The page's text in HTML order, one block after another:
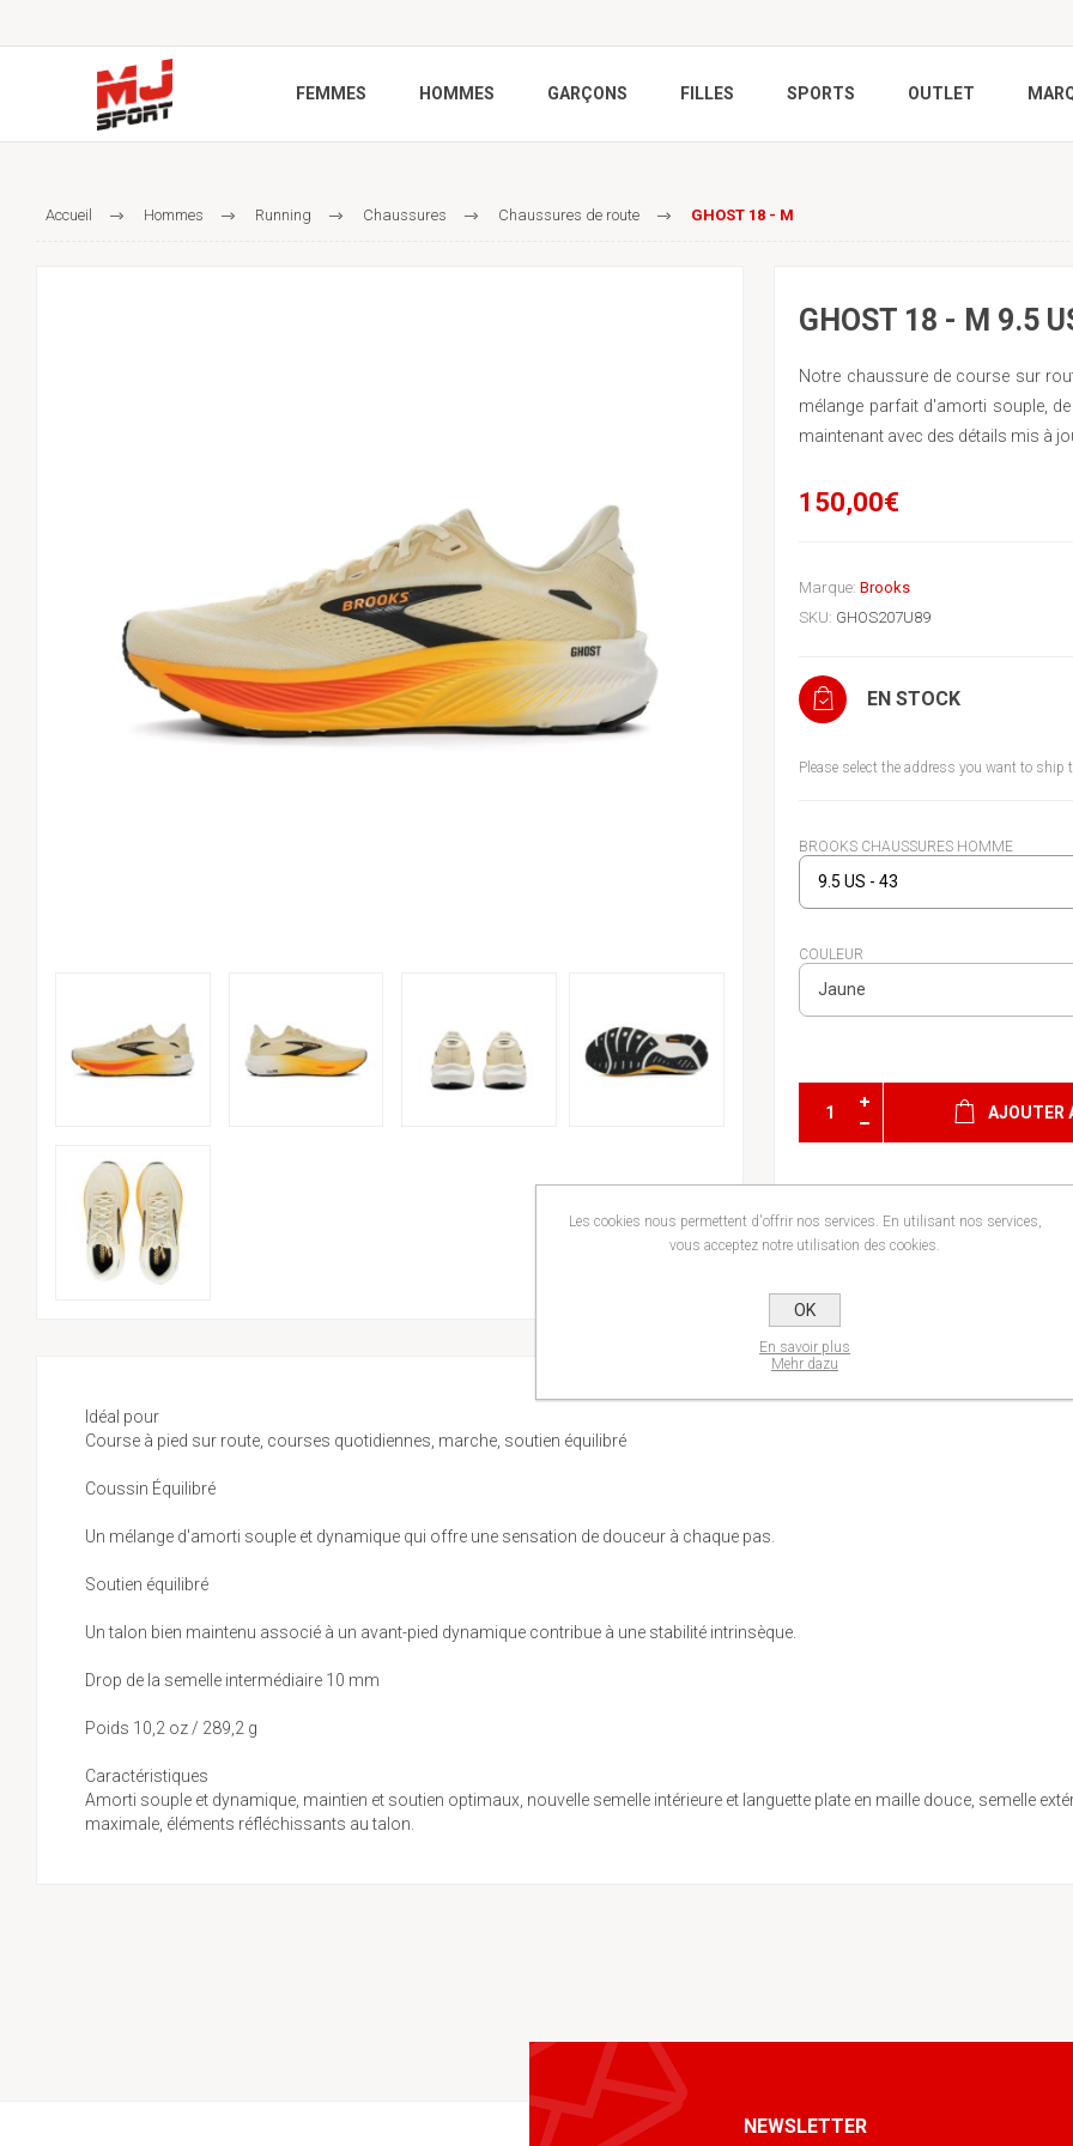
FEMMES HOMMES GARÇONS FILLES SPORTS OUTLET
Accueil Hommes Running Chaussures Chaussures de route GHOST 18 - M
GHOST 18 - M 9.5
Notre chaussure de course sur
mélange parfait d'amorti souple,
maintenant avec des détails mis à
150,00€
Marque: Brooks
SKU: GHOS207U89
EN STOCK
Please select the address you want to ship
BROOKS CHAUSSURES HOMME
COULEUR
AJOUTER
Idéal pour
Course à pied sur route, courses quotidiennes, marche, soutien équilibré
Coussin Équilibré
Un mélange d'amorti souple et dynamique qui offre une sensation de douceur à chaque pas.
Soutien équilibré
Un talon bien maintenu associé à un avant-pied dynamique contribue à une stabilité intrinsèque.
Drop de la semelle intermédiaire 10 mm
Poids 10,2 oz / 289,2 g
Caractéristiques
Amorti souple et dynamique, maintien et soutien optimaux, nouvelle semelle intérieure et languette plate en maille douce, semelle
maximale, éléments réfléchissants au talon.
NEWSLETTER
Les cookies nous permettent d'offrir nos services. En utilisant nos services,
vous acceptez notre utilisation des cookies.
OK
En savoir plus
Mehr dazu